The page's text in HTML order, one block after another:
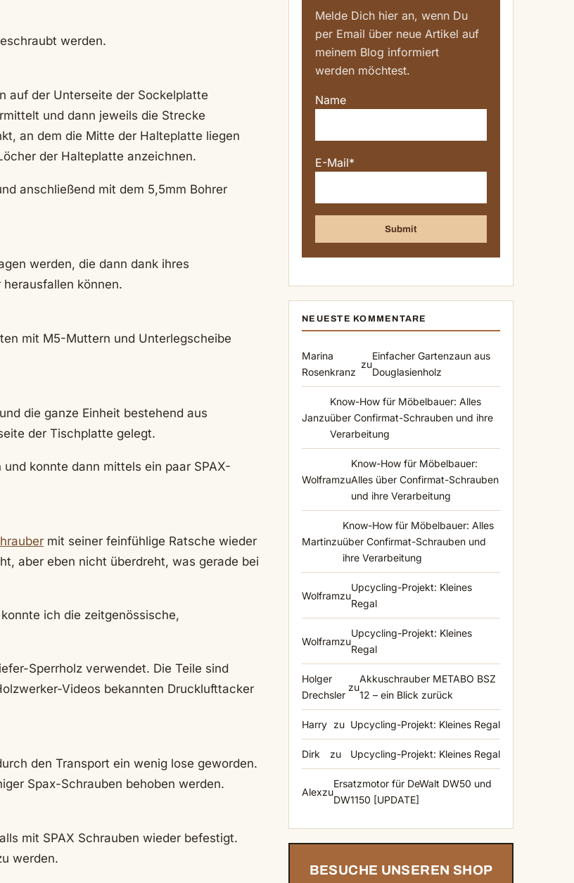
werden.
auf der Unterseite der Sockelplatte
und dann jeweils die Strecke
an dem die Mitte der Halteplatte liegen
der Halteplatte anzeichnen.
anschließend mit dem 5,5mm Bohrer
werden, die dann dank ihres
können.
mit M5-Muttern und Unterlegscheibe
die ganze Einheit bestehend aus
der Tischplatte gelegt.
konnte dann mittels ein paar SPAX-
mit seiner feinfühlige Ratsche wieder
aber eben nicht überdreht, was gerade bei
ich die zeitgenössische,
Sperrholz verwendet. Die Teile sind
Videos bekannten Drucklufttacker
den Transport ein wenig lose geworden.
Spax-Schrauben behoben werden.
mit SPAX Schrauben wieder befestigt.
werden.
Melde Dich hier an, wenn Du
per Email über neue Artikel auf
meinem Blog informiert
werden möchtest.
Name
E-Mail*
NEUESTE KOMMENTARE
Marina
Rosenkranz
zu
Einfacher Gartenzaun aus
Douglasienholz
Janzu
Know-How für Möbelbauer: Alles
über Confirmat-Schrauben und ihre
Verarbeitung
Wolframzu
Know-How für Möbelbauer:
Alles über Confirmat-Schrauben
und ihre Verarbeitung
Martinzu
Know-How für Möbelbauer: Alles
über Confirmat-Schrauben und
ihre Verarbeitung
Wolframzu
Upcycling-Projekt: Kleines
Regal
Wolframzu
Upcycling-Projekt: Kleines
Regal
Holger
Drechsler
zu
Akkuschrauber METABO BSZ
12 – ein Blick zurück
Harry zu Upcycling-Projekt: Kleines Regal
Dirk zu Upcycling-Projekt: Kleines Regal
Alexzu
Ersatzmotor für DeWalt DW50 und
DW1150 [UPDATE]
BESUCHE UNSEREN SHOP